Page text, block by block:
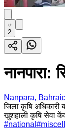
2
नानपारा:
Nanpara,
जिला कृषि अधिकारी
खुशहाली कृषि सेवा
#national #